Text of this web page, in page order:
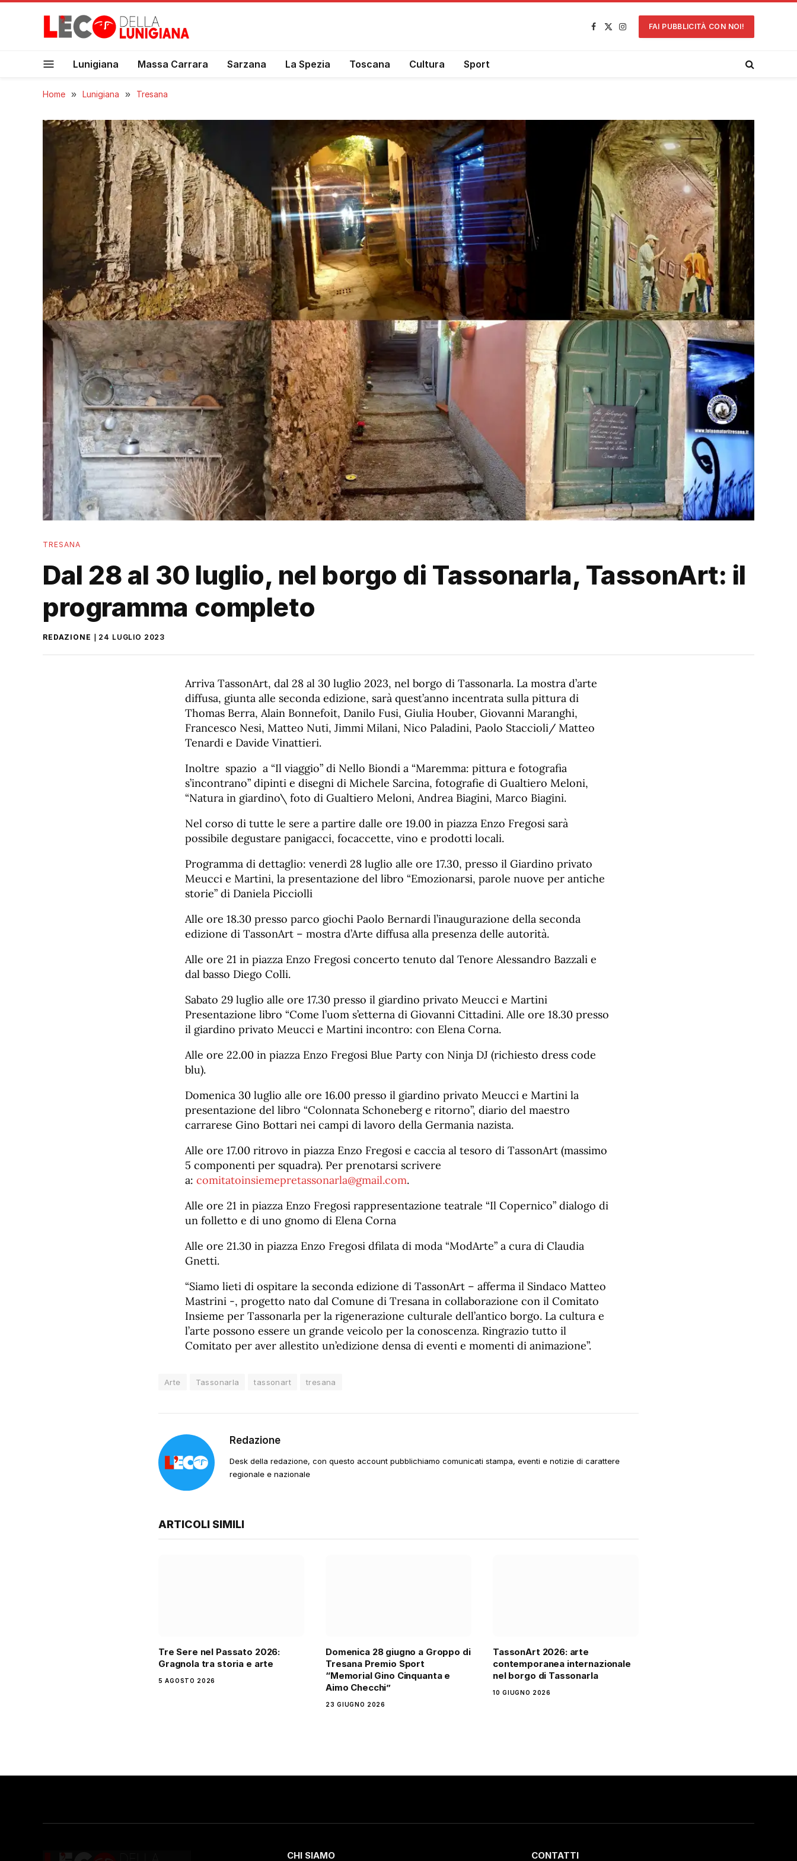
Facebook
X
Instagram
FAI PUBBLICITÀ CON NOI!
Lunigiana Massa Carrara Sarzana La Spezia Toscana Cultura Sport
Home » Lunigiana » Tresana
TRESANA
Dal 28 al 30 luglio, nel borgo di Tassonarla, TassonArt: il
programma completo
REDAZIONE 24 LUGLIO 2023
Arriva TassonArt, dal 28 al 30 luglio 2023, nel borgo di Tassonarla. La mostra d’arte
diffusa, giunta alle seconda edizione, sarà quest’anno incentrata sulla pittura di
Thomas Berra, Alain Bonnefoit, Danilo Fusi, Giulia Houber, Giovanni Maranghi,
Francesco Nesi, Matteo Nuti, Jimmi Milani, Nico Paladini, Paolo Staccioli/ Matteo
Tenardi e Davide Vinattieri.
Inoltre spazio a “Il viaggio” di Nello Biondi a “Maremma: pittura e fotografia
s’incontrano” dipinti e disegni di Michele Sarcina, fotografie di Gualtiero Meloni,
“Natura in giardino\ foto di Gualtiero Meloni, Andrea Biagini, Marco Biagini.
Nel corso di tutte le sere a partire dalle ore 19.00 in piazza Enzo Fregosi sarà
possibile degustare panigacci, focaccette, vino e prodotti locali.
Programma di dettaglio: venerdì 28 luglio alle ore 17.30, presso il Giardino privato
Meucci e Martini, la presentazione del libro “Emozionarsi, parole nuove per antiche
storie” di Daniela Picciolli
Alle ore 18.30 presso parco giochi Paolo Bernardi l’inaugurazione della seconda
edizione di TassonArt – mostra d’Arte diffusa alla presenza delle autorità.
Alle ore 21 in piazza Enzo Fregosi concerto tenuto dal Tenore Alessandro Bazzali e
dal basso Diego Colli.
Sabato 29 luglio alle ore 17.30 presso il giardino privato Meucci e Martini
Presentazione libro “Come l’uom s’etterna di Giovanni Cittadini. Alle ore 18.30 presso
il giardino privato Meucci e Martini incontro: con Elena Corna.
Alle ore 22.00 in piazza Enzo Fregosi Blue Party con Ninja DJ (richiesto dress code
blu).
Domenica 30 luglio alle ore 16.00 presso il giardino privato Meucci e Martini la
presentazione del libro “Colonnata Schoneberg e ritorno”, diario del maestro
carrarese Gino Bottari nei campi di lavoro della Germania nazista.
Alle ore 17.00 ritrovo in piazza Enzo Fregosi e caccia al tesoro di TassonArt (massimo
5 componenti per squadra). Per prenotarsi scrivere
a: comitatoinsiemepretassonarla@gmail.com.
Alle ore 21 in piazza Enzo Fregosi rappresentazione teatrale “Il Copernico” dialogo di
un folletto e di uno gnomo di Elena Corna
Alle ore 21.30 in piazza Enzo Fregosi dfilata di moda “ModArte” a cura di Claudia
Gnetti.
“Siamo lieti di ospitare la seconda edizione di TassonArt – afferma il Sindaco Matteo
Mastrini -, progetto nato dal Comune di Tresana in collaborazione con il Comitato
Insieme per Tassonarla per la rigenerazione culturale dell’antico borgo. La cultura e
l’arte possono essere un grande veicolo per la conoscenza. Ringrazio tutto il
Comitato per aver allestito un’edizione densa di eventi e momenti di animazione”.
Arte Tassonarla tassonart tresana
Redazione
Desk della redazione, con questo account pubblichiamo comunicati stampa, eventi e notizie di carattere
regionale e nazionale
ARTICOLI SIMILI
Tre Sere nel Passato 2026:
Gragnola tra storia e arte
5 AGOSTO 2026
Domenica 28 giugno a Groppo di
Tresana Premio Sport
“Memorial Gino Cinquanta e
Aimo Checchi”
23 GIUGNO 2026
TassonArt 2026: arte
contemporanea internazionale
nel borgo di Tassonarla
10 GIUGNO 2026
CHI SIAMO CONTATTI